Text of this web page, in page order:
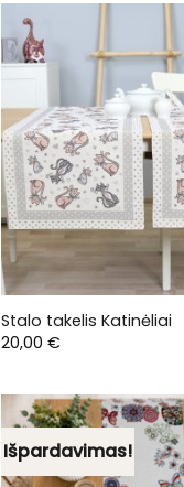
20,00 €
Stalo takelis Katinėliai
20,00 €
Išpardavimas!